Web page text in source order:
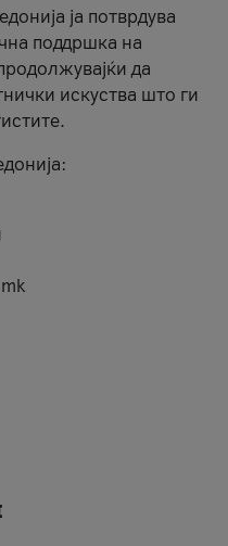
ја потврдува
поддршка на
да
искуства што ги